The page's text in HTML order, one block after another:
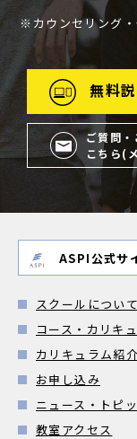
※カウンセリング
無料
ご質問・
こちら(
ASPI公式サ
スクールについて
コース・カリキ
カリキュラム紹介
お申し込み
ニュース・トピ
教室アクセス